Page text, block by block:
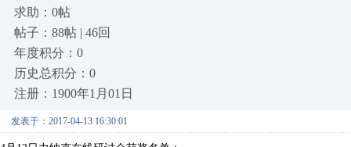
求助：0帖
帖子：88帖 | 46回
年度积分：0
历史总积分：0
注册：1900年1月01日
发表于：2017-04-13 16:30:01